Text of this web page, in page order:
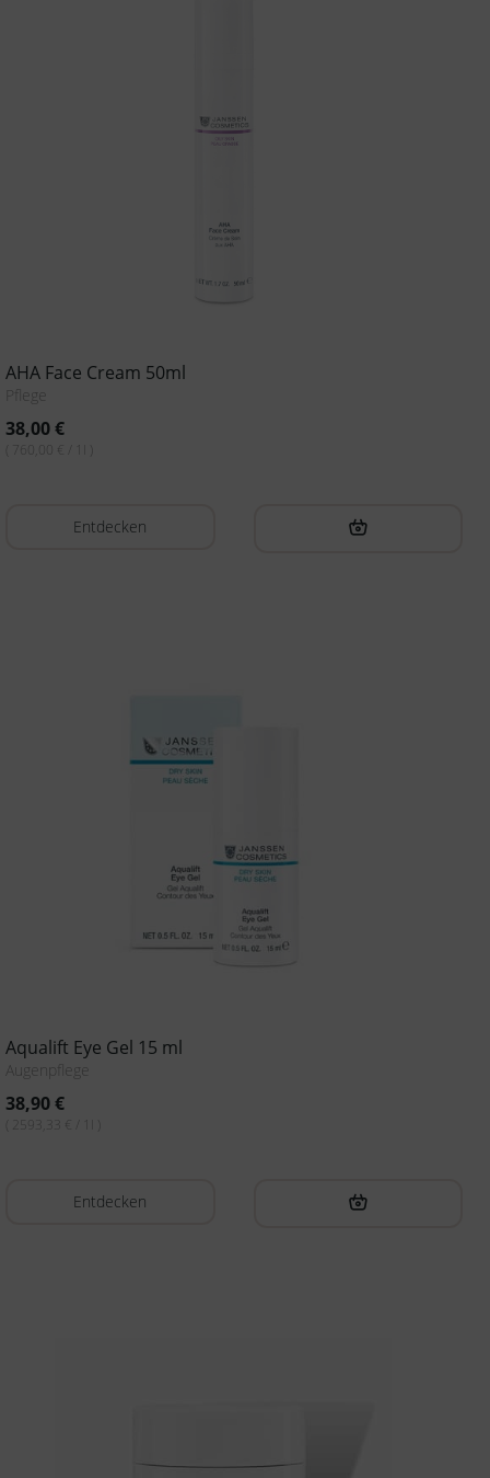
AHA Face Cream 50ml
Pflege
38,00€
( 760,00 € / 1l )
Entdecken
Aqualift Eye Gel 15 ml
Augenpflege
38,90€
( 2593,33 € / 1l )
Entdecken